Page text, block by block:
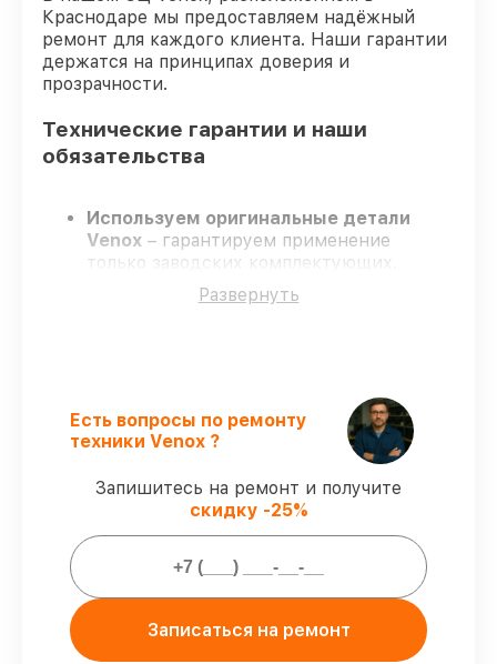
Краснодаре мы предоставляем надёжный
ремонт для каждого клиента. Наши гарантии
держатся на принципах доверия и
прозрачности.
Технические гарантии и наши
обязательства
Используем оригинальные детали
Venox – гарантируем применение
только заводских комплектующих.
Квалифицированные мастера
проходят постоянное обучение, что
тепловизора Venox 4 в оговоренные
сроки.
Поддержка после ремонта – все все
виды ремонта защищены официальной
гарантией Venox.
Мы гарантируем:
работ закрываем в присутствии
клиента
90%
запчастей Venox готовы к установке
Развернуть
Есть вопросы по ремонту
техники Venox ?
Запишитесь на ремонт и получите
скидку -25%
Записаться на ремонт